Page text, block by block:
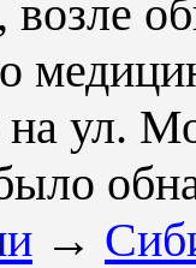
возле
ул.
→